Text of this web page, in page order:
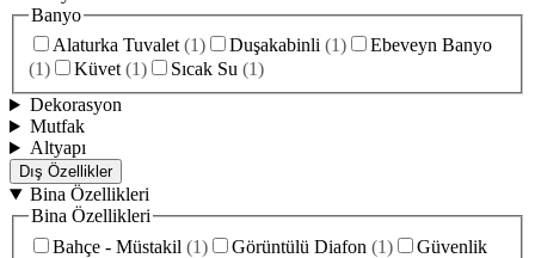
Banyo
Alaturka Tuvalet (1) Duşakabinli (1)
Ebeveyn Banyo
(1) Küvet (1) Sıcak Su (1)
Dekorasyon
Mutfak
Altyapı
Dış Özellikler
Bina Özellikleri
Bina Özellikleri
Bahçe - Müstakil (1) Görüntülü Diafon (1)
Güvenlik